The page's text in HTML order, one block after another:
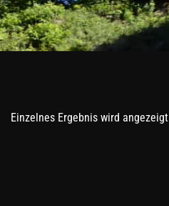
Einzelnes Ergebnis wird angezeigt